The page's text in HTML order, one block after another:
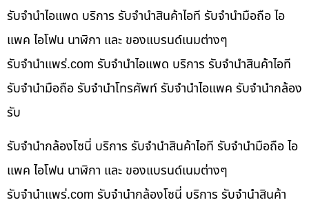
รับจำนำไอแพด บริการ รับจำนำสินค้าไอที รับจำนำมือถือ ไอ
แพค ไอโฟน นาฬิกา และ ของแบรนด์เนมต่างๆ
รับจํานําแพร่.com รับจำนำไอแพด บริการ รับจำนำสินค้าไอที
รับจำนำมือถือ รับจำนำโทรศัพท์ รับจำนำไอแพค รับจำนำกล้อง
รับ
รับจำนำกล้องโซนี่ บริการ รับจำนำสินค้าไอที รับจำนำมือถือ ไอ
แพค ไอโฟน นาฬิกา และ ของแบรนด์เนมต่างๆ
รับจํานําแพร่.com รับจำนำกล้องโซนี่ บริการ รับจำนำสินค้า